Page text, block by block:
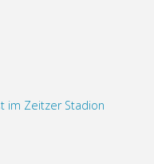
im Zeitzer Stadion